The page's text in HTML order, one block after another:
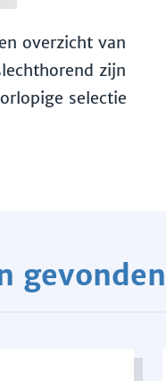
overzicht van
zijn
selectie
gevonden